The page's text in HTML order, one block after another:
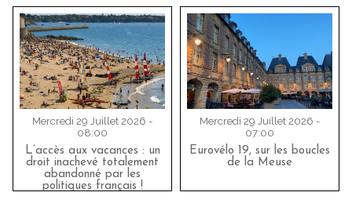
Mercredi 29 Juillet 2026 -
08:00
L’accès aux vacances : un
droit inachevé totalement
abandonné par les
politiques français !
Mercredi 29 Juillet 2026 -
07:00
Eurovélo 19, sur les boucles
de la Meuse